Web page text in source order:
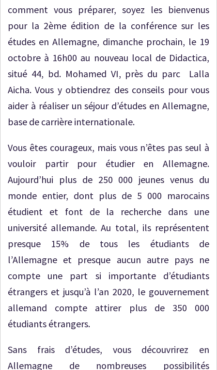
comment vous préparer, soyez les bienvenus
pour la 2ème édition de la conférence sur les
études en Allemagne, dimanche prochain, le 19
octobre à 16h00 au nouveau local de Didactica,
situé 44, bd. Mohamed VI, près du parc Lalla
Aicha. Vous y obtiendrez des conseils pour vous
aider à réaliser un séjour d’études en Allemagne,
base de carrière internationale.
Vous êtes courageux, mais vous n’êtes pas seul à
vouloir partir pour étudier en Allemagne.
Aujourd’hui plus de 250 000 jeunes venus du
monde entier, dont plus de 5 000 marocains
étudient et font de la recherche dans une
université allemande. Au total, ils représentent
presque 15% de tous les étudiants de
l’Allemagne et presque aucun autre pays ne
compte une part si importante d’étudiants
étrangers et jusqu’à l’an 2020, le gouvernement
allemand compte attirer plus de 350 000
étudiants étrangers.
Sans frais d’études, vous découvrirez en
Allemagne de nombreuses possibilités